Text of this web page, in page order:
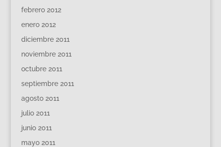
febrero 2012
enero 2012
diciembre 2011
noviembre 2011
octubre 2011
septiembre 2011
agosto 2011
julio 2011
junio 2011
mayo 2011